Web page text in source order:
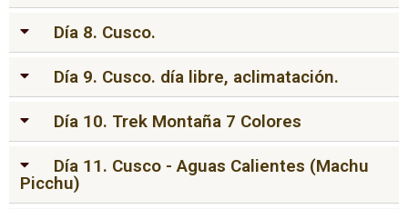
Día 8. Cusco.
Día 9. Cusco. día libre, aclimatación.
Día 10. Trek Montaña 7 Colores
Día 11. Cusco - Aguas Calientes (Machu
Picchu)